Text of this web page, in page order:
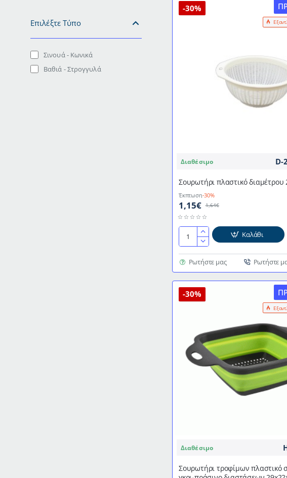
Επιλέξτε Τύπο
Σινουά - Κωνικά
Βαθιά - Στρογγυλά
-30%
Διαθέσιμο D-
Σουρωτήρι πλαστικό διαμέτρου
Έκπτωση-30%
1,15€ 1,64€
Σουρωτήρι
διαμέτρου
20cm
Καλάθι
Ρωτήστε μας Ρωτήστε
-30%
Διαθέσιμο
Σουρωτήρι τροφίμων πλαστικό